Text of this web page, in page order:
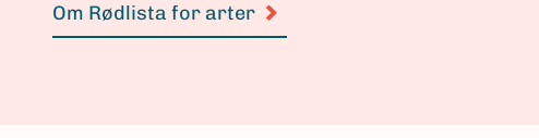
Om Rødlista for arter